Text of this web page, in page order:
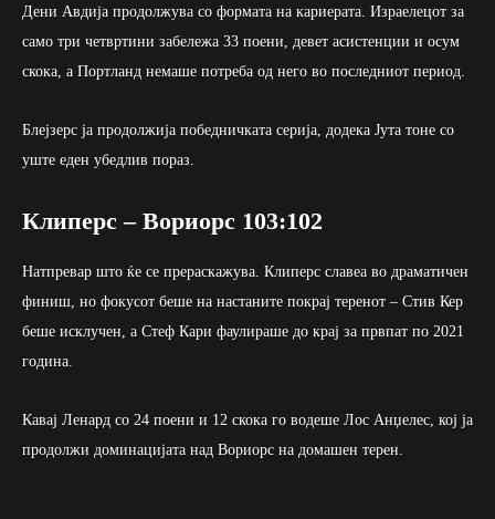
Дени Авдија продолжува со формата на кариерата. Израелецот за
само три четвртини забележа 33 поени, девет асистенции и осум
скока, а Портланд немаше потреба од него во последниот период.
Блејзерс ја продолжија победничката серија, додека Јута тоне со
уште еден убедлив пораз.
Клиперс – Вориорс 103:102
Натпревар што ќе се прераскажува. Клиперс славеа во драматичен
финиш, но фокусот беше на настаните покрај теренот – Стив Кер
беше исклучен, а Стеф Кари фаулираше до крај за првпат по 2021
година.
Кавај Ленард со 24 поени и 12 скока го водеше Лос Анџелес, кој ја
продолжи доминацијата над Вориорс на домашен терен.